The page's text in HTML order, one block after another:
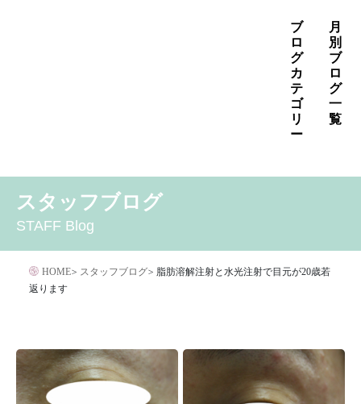
キ
ブ
ロ
グ
カ
テ
ゴ
リ
ー
その他の治療
たるみ治療
アレルギー・アトピー・花粉症
クリニック
サプリメント
タトゥー・刺青除去
ダイエット
トーニング
ニキビクリア
ニキビ痕の凹み（ニキビ痕のクレーター）
月
別
ブ
ロ
グ
一
覧
2026年5月
2026年4月
2026年2月
スタッフブログ
STAFF Blog
HOME> スタッフブログ> 脂肪溶解注射と水光注射で目元が20歳若
返ります